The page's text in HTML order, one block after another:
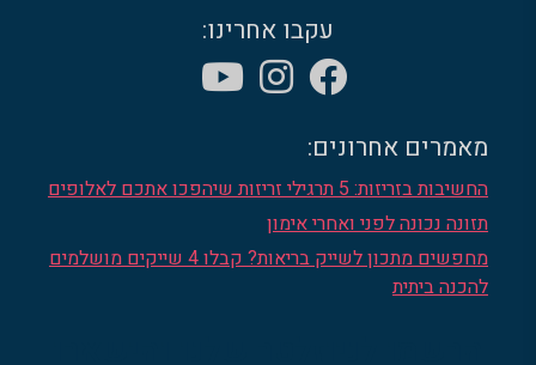
עקבו אחרינו:
מאמרים אחרונים:
החשיבות בזריזות: 5 תרגילי זריזות שיהפכו אתכם לאלופים
תזונה נכונה לפני ואחרי אימון
מחפשים מתכון לשייק בריאות? קבלו 4 שייקים מושלמים
להכנה ביתית